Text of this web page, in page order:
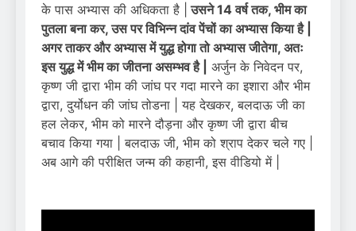
के पास अभ्यास की अधिकता है |
उसने 14 वर्ष तक, भीम का
पुतला बना कर, उस पर विभिन्न दांव पेंचों का अभ्यास किया है |
अगर ताकर और अभ्यास में युद्ध होगा तो अभ्यास जीतेगा, अतः
इस युद्ध में भीम का जीतना असम्भव है |
अर्जुन के निवेदन पर,
कृष्ण जी द्वारा भीम की जांघ पर गदा मारने का इशारा और भीम
द्वारा, दुर्योधन की जांघ तोडना | यह देखकर, बलदाऊ जी का
हल लेकर, भीम को मारने दौड़ना और कृष्ण जी द्वारा बीच
बचाव किया गया | बलदाऊ जी, भीम को श्राप देकर चले गए |
अब आगे की परीक्षित जन्म की कहानी, इस वीडियो में |